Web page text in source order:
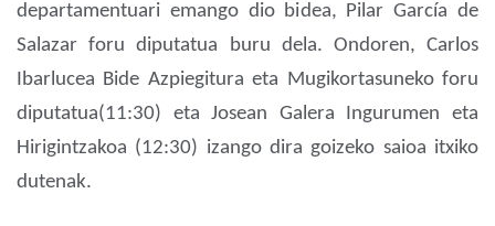
departamentuari emango dio bidea, Pilar García de
Salazar foru diputatua buru dela. Ondoren, Carlos
Ibarlucea Bide Azpiegitura eta Mugikortasuneko foru
diputatua(11:30) eta Josean Galera Ingurumen eta
Hirigintzakoa (12:30) izango dira goizeko saioa itxiko
dutenak.